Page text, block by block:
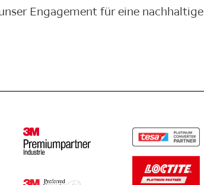
Engagement für eine nachhaltige